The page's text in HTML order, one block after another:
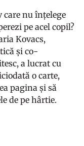
care nu înțelege
pe acel copil?
Kovacs,
și co-
a lucrat cu
o carte,
pagina și să
de pe hârtie.